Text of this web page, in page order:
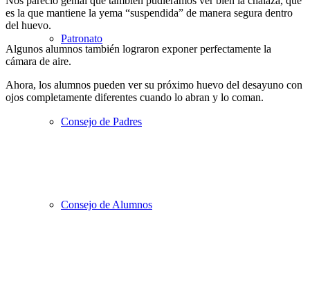
Patronato
Consejo de Padres
Consejo de Alumnos
es la que mantiene la yema “suspendida” de manera segura dentro
del huevo.
Algunos alumnos también lograron exponer perfectamente la
cámara de aire.
Ahora, los alumnos pueden ver su próximo huevo del desayuno con
ojos completamente diferentes cuando lo abran y lo coman.